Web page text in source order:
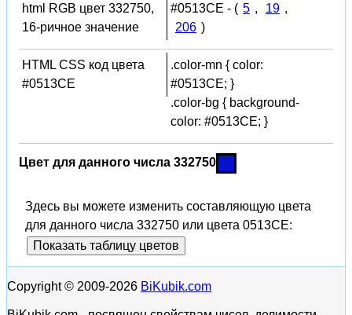
html RGB цвет 332750,
16-ричное значение
#0513CE - ( 5 , 19 ,
206 )
HTML CSS код цвета
#0513CE
.color-mn { color:
#0513CE; }
.color-bg { background-
color: #0513CE; }
Цвет для данного числа 332750
Здесь вы можете изменить составляющую цвета
для данного числа 332750 или цвета 0513CE:
Показать таблицу цветов
Copyright © 2009-2026 BiKubik.com